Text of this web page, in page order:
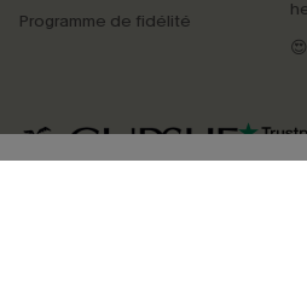
Programme de fidélité
personnaliser nos contenus et nos
produits susceptibles de vous intéresser,
. Vous pouvez vous